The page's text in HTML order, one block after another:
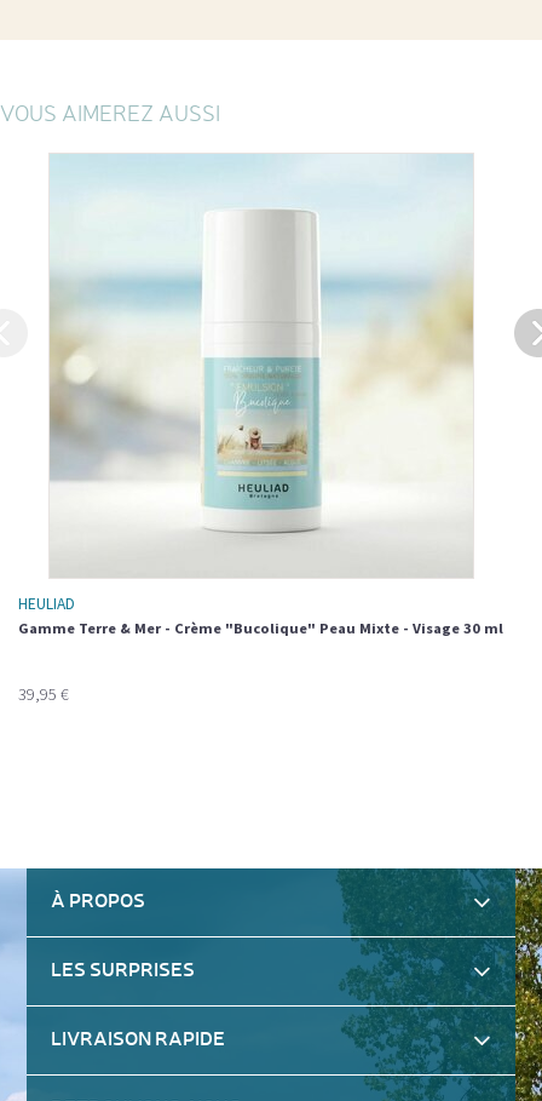
VOUS AIMEREZ AUSSI
HEULIAD
Gamme Terre & Mer - Crème "Bucolique" Peau Mixte - Visage 30 ml
39,95 €
À PROPOS
LES SURPRISES
LIVRAISON RAPIDE